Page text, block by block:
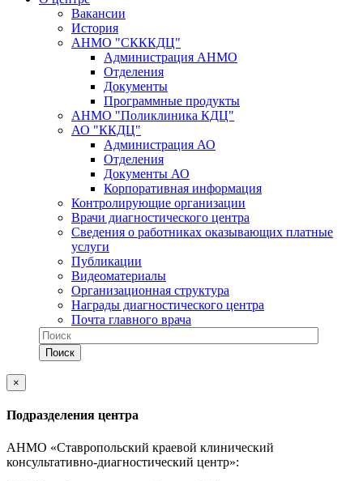
Вакансии
История
АНМО "СКККДЦ"
Администрация АНМО
Отделения
Документы
Программные продукты
АНМО "Поликлиника КДЦ"
АО "ККДЦ"
Администрация АО
Отделения
Документы АО
Корпоративная информация
Контролирующие организации
Врачи диагностического центра
Сведения о работниках оказывающих платные
услуги
Публикации
Видеоматериалы
Организационная структура
Награды диагностического центра
Почта главного врача
×
Подразделения центра
АНМО «Ставропольский краевой клинический
консультативно-диагностический центр»: